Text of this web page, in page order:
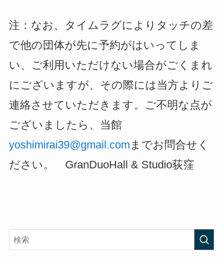
注：なお、タイムラグによりタッチの差
で他の団体が先に予約がはいってしま
い、ご利用いただけない場合がごくまれ
にございますが、その際には当方よりご
連絡させていただきます。ご不明な点が
ございましたら、当館
yoshimirai39@gmail.com までお問合せく
ださい。　GranDuoHall & Studio荻窪